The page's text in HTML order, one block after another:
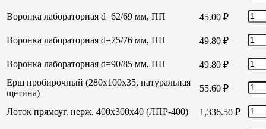
Воронка лабораторная d=62/69 мм, ПП 45.00 ₽
Воронка лабораторная d=75/76 мм, ПП 49.80 ₽
Воронка лабораторная d=90/85 мм, ПП 49.80 ₽
Ерш пробирочный (280х100х35, натуральная
щетина)
55.60 ₽
Лоток прямоуг. нерж. 400х300х40 (ЛПР-400) 1,336.50 ₽